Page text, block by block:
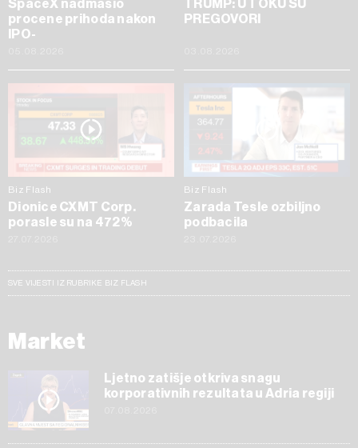
SpaceX nadmašio
procene prihoda nakon
IPO-
TRUMP: U TOKU SU
PREGOVORI
Biz Flash
Dionice CXMT Corp.
porasle su na 472%
Biz Flash
Zarada Tesle ozbiljno
podbacila
SVE VIJESTI IZ RUBRIKE BIZ FLASH
Market
Ljetno zatišje otkriva snagu
korporativnih rezultata u Adria regiji